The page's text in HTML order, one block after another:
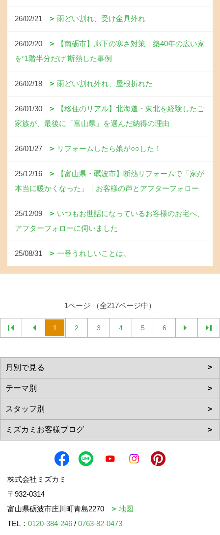
26/02/21 雨どい割れ、受け金具外れ
26/02/20
【南砺市】廊下の寒さ対策｜築40年の広い家
を“1階半分だけ”断熱した事例
26/02/18 雨どい割れ外れ、屋根折れた
26/01/30
【移住のリアル】北海道・東北を経験したご
家族が、最後に「富山県」を選んだ納得の理由
26/01/27 リフォームしたら娘が○○した！
25/12/16
【富山県・礪波市】断熱リフォームで「家が
本当に暖かくなった」｜お客様の声とアフターフォロー
25/12/09
いつもお世話になっているお客様のお宅へ、
アフターフォローに伺いました
25/08/31 一番うれしいことは、
1ページ （全217ページ中）
1 2 3 4 5 6
株式会社ミズカミ
〒932-0314
富山県砺波市庄川町青島2270
地図
TEL： 0120-384-246 / 0763-82-0473